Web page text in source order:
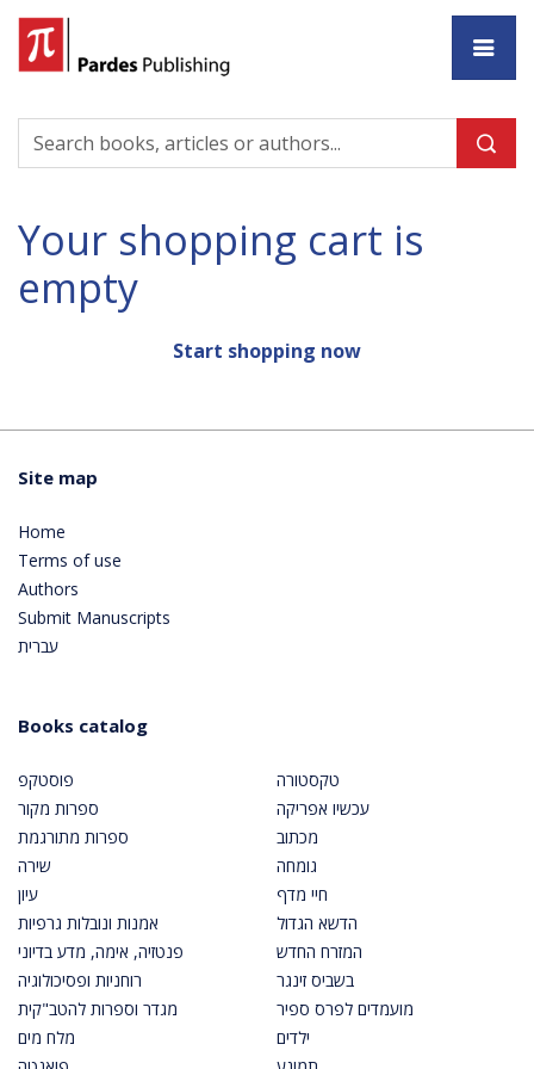
Your shopping cart is
empty
Start shopping now
Site map
Home
Terms of use
Authors
Submit Manuscripts
עברית
Books catalog
פוסטקפ
ספרות מקור
ספרות מתורגמת
שירה
עיון
אמנות ונובלות גרפיות
פנטזיה, אימה, מדע בדיוני
רוחניות ופסיכולוגיה
מגדר וספרות להטב"קית
מלח מים
טקסטורה
עכשיו אפריקה
מכתוב
גומחה
חיי מדף
הדשא הגדול
המזרח החדש
בשביס זינגר
מועמדים לפרס ספיר
ילדים